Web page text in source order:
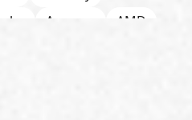
Amazon
AMD